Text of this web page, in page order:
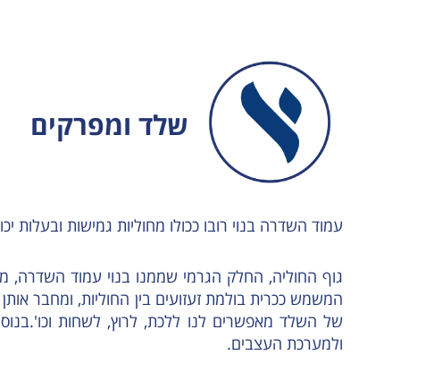
שלד ומפרקים
עמוד השדרה בנוי רובו ככולו מחוליות גמישות ובעלות
גוף החוליה, החלק הגרמי שממנו בנוי עמוד השדרה,
המשמש ככרית בולמת זעזועים בין החוליות, ומחבר
של השלד מאפשרים לנו ללכת, לרוץ, לשחות
ולמערכת העצבים.